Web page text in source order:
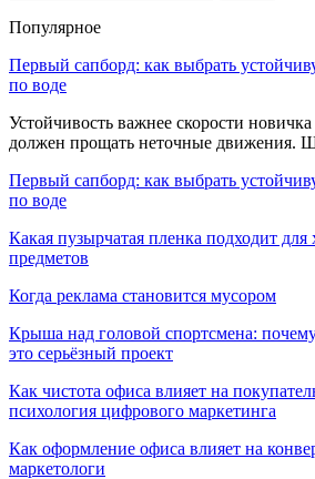
Популярное
Первый сапборд: как выбрать
по воде
Устойчивость важнее скорости
должен прощать неточные движения.
Первый сапборд: как выбрать
по воде
Какая пузырчатая пленка подходит
предметов
Когда реклама становится мусором
Крыша над головой спортсмена:
это серьёзный проект
Как чистота офиса влияет на
психология цифрового маркетинга
Как оформление офиса влияет на
маркетологи